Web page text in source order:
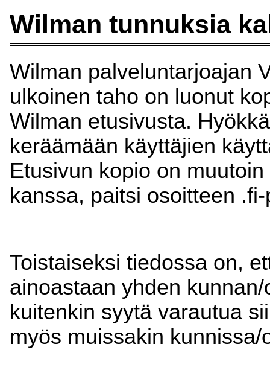
Wilman tunnuksia
Wilman palveluntarjoajan
ulkoinen taho on luonut
Wilman etusivusta.
keräämään käyttäjien
Etusivun kopio on
kanssa, paitsi osoitteen
Toistaiseksi tiedossa on,
ainoastaan yhden
kuitenkin syytä varautua
myös muissakin kunnissa/